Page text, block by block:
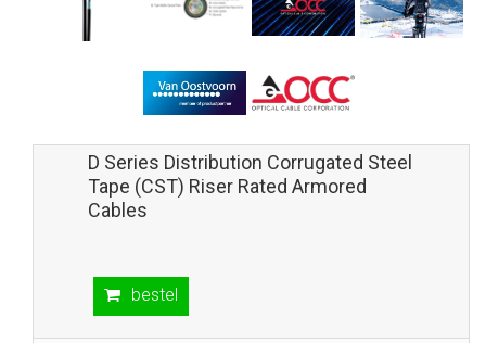
D Series Distribution Corrugated Steel
Tape (CST) Riser Rated Armored
Cables
bestel